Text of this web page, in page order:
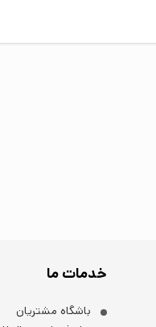
خدمات ما
باشگاه مشتریان